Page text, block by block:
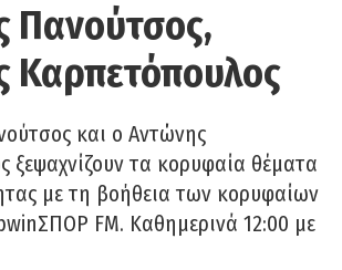
Πανούτσος,
Καρπετόπουλος
και ο Αντώνης
ξεψαχνίζουν τα κορυφαία θέματα
με τη βοήθεια των κορυφαίων
FM. Καθημερινά 12:00 με